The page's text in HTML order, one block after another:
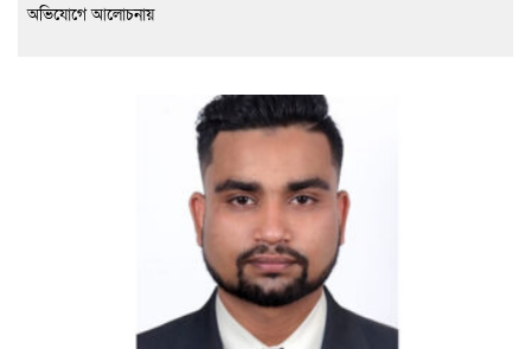
অভিযোগে আলোচনায়